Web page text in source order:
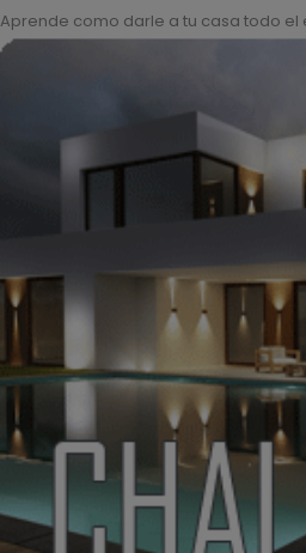
Aprende como darle a tu casa todo el